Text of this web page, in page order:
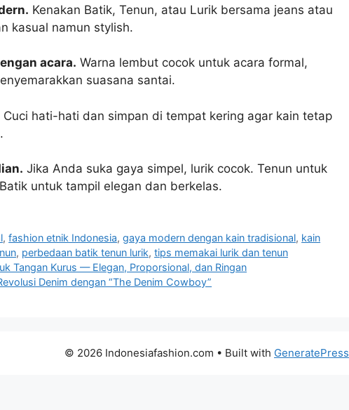
Kenakan Batik, Tenun, atau Lurik bersama jeans atau
kasual namun stylish.
acara. Warna lembut cocok untuk acara formal,
suasana santai.
Cuci hati-hati dan simpan di tempat kering agar kain tetap
Jika Anda suka gaya simpel, lurik cocok. Tenun untuk
untuk tampil elegan dan berkelas.
,fashion etnik Indonesia,gaya modern dengan kain tradisional, kain
, perbedaan batik tenun lurik, tips memakai lurik dan tenun
Tangan Kurus — Elegan, Proporsional, dan Ringan
Denim dengan “The Denim Cowboy”
© 2026 Indonesiafashion.com • Built with GeneratePress